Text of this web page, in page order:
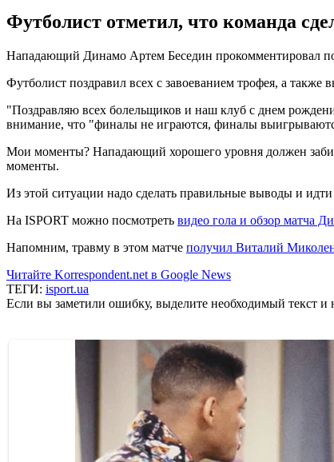
Футболист отметил, что команда
Нападающий Динамо Артем Беседин прокомментировал
Футболист поздравил всех с завоеванием трофея, а также
"Поздравляю всех болельщиков и наш клуб с днем
внимание, что "финалы не играются, финалы
Мои моменты? Нападающий хорошего уровня должен
моменты.
Из этой ситуации надо сделать правильные выводы и
На ISPORT можно посмотреть видео гола и обзор матча
Напомним, травму в этом матче получил Виталий
Читайте Korrespondent.net в Google News
ТЕГИ: isport.ua
Если вы заметили ошибку, выделите необходимый текст